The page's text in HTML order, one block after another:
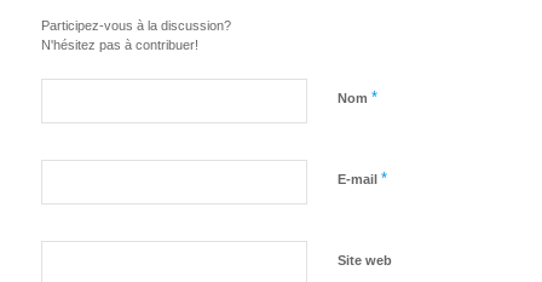
Participez-vous à la discussion?
N'hésitez pas à contribuer!
Nom *
E-mail *
Site web